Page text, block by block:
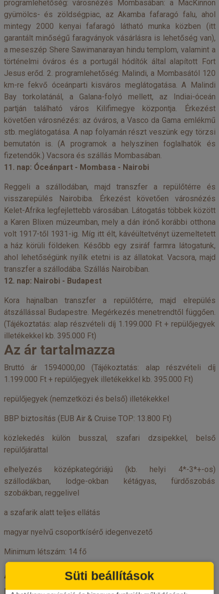
programlehetőség: városnézés Mombasában: a MacKinnon
gyümölcs- és zöldségpiac, az Akamba fafaragó falu, ahol
mintegy 2000 kenyai fafaragó látható munka közben (itt
garantált minőségű faragványok vásárlásra is lehetőség van),
a meseszép Shere Sawimanarayan hindu templom, valamint a
történelmi óváros és a portugál hódítók által alapított Fort
Jesus erőd. 2. programlehetőség: Malindi, a Mombasától 120
km-re fekvő óceánparti kisváros meglátogatása. A Malindi
Bay torkolatánál, a Galana-folyó mellett, az Indiai-óceán
partján található város Kilifimegye központja. Érkezést
követően városnézés: az óváros, a Vasco da Gama emlékmű
stb. meglátogatása. A nap folyamán részt veszünk egy törzsi
bemutatón is. (A programok a helyszínen foglalhatók és
fizetendők.) Vacsora és szállás Mombasában.
11. nap: Óceánpart - Mombasa - Nairobi
Reggeli a szállodában, majd transzfer a repülőtérre és
visszarepülés Nairobiba. Érkezést követően városnézés
Kelet-Afrika legfejlettebb városában. Látogatás többek között
a Karen Blixen múzeumban, mely a dán írónő korábbi otthona
volt 1917-től 1931-ig. Míg itt élt, kávéültetvényt üzemeltetett
a ház körüli földeken. Később egy zsiráf farmra látogatunk,
ahol lehetőségünk nyílik etetni is az állatokat. Vacsora, majd
transzfer a szállodába. Szállás Nairobiban.
12. nap: Nairobi - Budapest
Kora hajnalban transzfer a repülőtérre, majd elrepülés
átszállással Budapestre. Megérkezés menetrendtől függően.
(Tájékoztatás: alap részvételi díj 1.199.000 Ft + repülőjegyek
illetékekkel kb. 395.000 Ft)
Az ár tartalmazza
Bruttó ár 1594000,00 (Tájékoztatás: alap részvételi díj
1.199.000 Ft + repülőjegyek illetékekkel kb. 395.000 Ft)
repülőjegyek (nemzetközi és belső) illetékekkel
BBP biztosítás (EUB Air & Cruise TOP: 13.800 Ft)
közlekedés külön busszal, szafari dzsipekkel, belső
repülőjárattal
elhelyezés középkategóriájú (kb. helyi 4*-3*+-os)
szállodákban, lodge-okban kétágyas, fürdőszobás
szobákban, reggelivel
a szafarik alatt teljes ellátás
magyar nyelvű csoportkísérő idegenvezető
Minimum létszám: 14 fő
Az ár nem tartalmazza
E-beutazási engedély és ügyintézési díj 16000,00
Süti beállítások